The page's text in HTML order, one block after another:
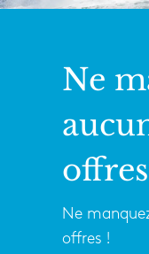
Ne
Ne
offres !